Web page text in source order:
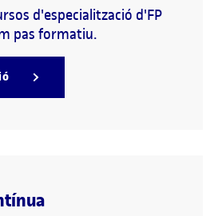
d'especialització d'FP
pas formatiu.